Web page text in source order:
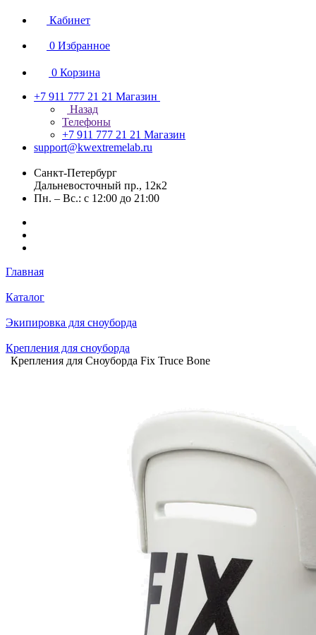
Кабинет
0 Избранное
0 Корзина
+7 911 777 21 21 Магазин
Назад
Телефоны
+7 911 777 21 21 Магазин
support@kwextremelab.ru
Санкт-Петербург
Дальневосточный пр., 12к2
Пн. – Вс.: с 12:00 до 21:00
Главная
Каталог
Экипировка для сноуборда
Крепления для сноуборда
Крепления для Сноуборда Fix Truce Bone